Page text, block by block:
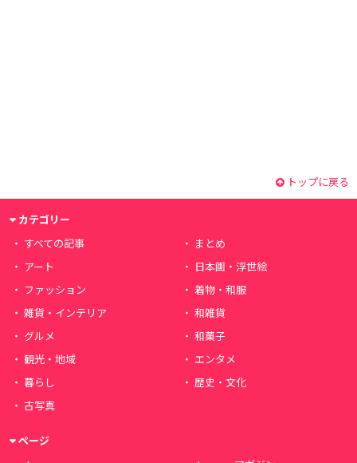
トップに戻る
カテゴリー
すべての記事
まとめ
アート
日本画・浮世絵
ファッション
着物・和服
雑貨・インテリア
和雑貨
グルメ
和菓子
観光・地域
エンタメ
暮らし
歴史・文化
古写真
ページ